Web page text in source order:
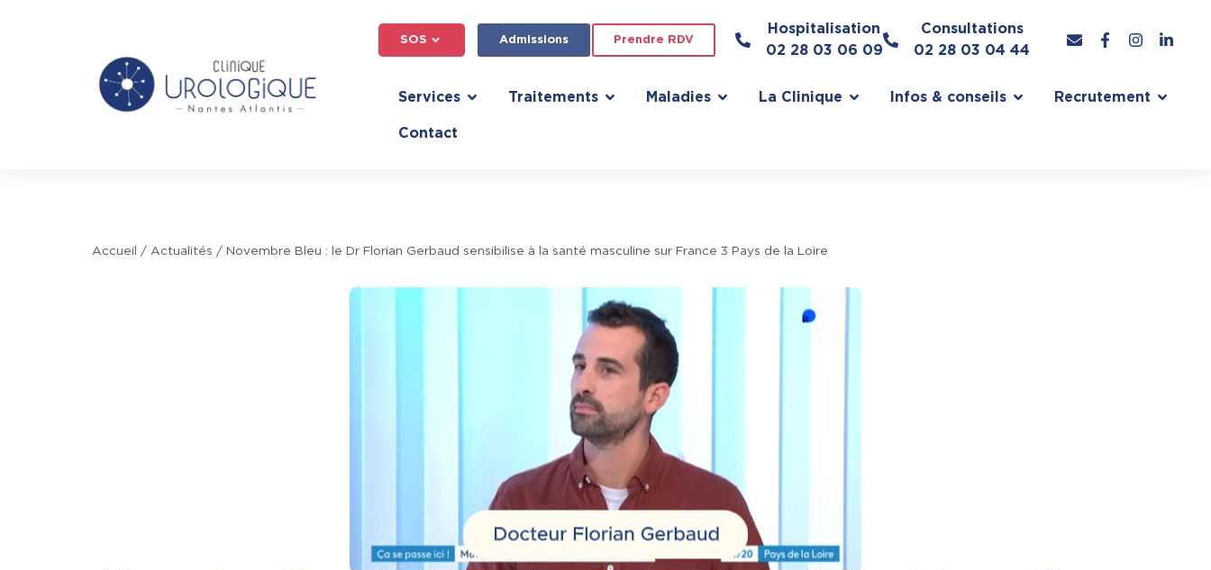
SOS Admissions Prendre RDV
Hospitalisation
02 28 03 06 09
Consultations
02 28 03 04 44
Services Traitements Maladies La Clinique Infos & conseils Recrutement
Contact
Accueil / Actualités / Novembre Bleu : le Dr Florian Gerbaud sensibilise à la santé masculine sur France 3 Pays de la Loire